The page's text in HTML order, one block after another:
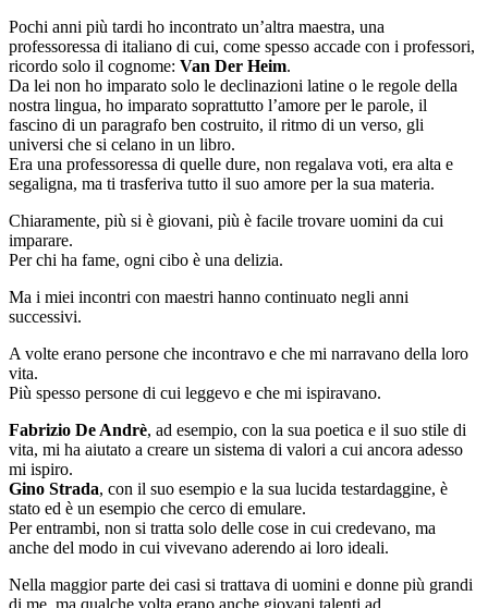
Pochi anni più tardi ho incontrato un’altra maestra, una
professoressa di italiano di cui, come spesso accade con i professori,
ricordo solo il cognome: Van Der Heim.
Da lei non ho imparato solo le declinazioni latine o le regole della
nostra lingua, ho imparato soprattutto l’amore per le parole, il
fascino di un paragrafo ben costruito, il ritmo di un verso, gli
universi che si celano in un libro.
Era una professoressa di quelle dure, non regalava voti, era alta e
segaligna, ma ti trasferiva tutto il suo amore per la sua materia.
Chiaramente, più si è giovani, più è facile trovare uomini da cui
imparare.
Per chi ha fame, ogni cibo è una delizia.
Ma i miei incontri con maestri hanno continuato negli anni
successivi.
A volte erano persone che incontravo e che mi narravano della loro
vita.
Più spesso persone di cui leggevo e che mi ispiravano.
Fabrizio De Andrè, ad esempio, con la sua poetica e il suo stile di
vita, mi ha aiutato a creare un sistema di valori a cui ancora adesso
mi ispiro.
Gino Strada, con il suo esempio e la sua lucida testardaggine, è
stato ed è un esempio che cerco di emulare.
Per entrambi, non si tratta solo delle cose in cui credevano, ma
anche del modo in cui vivevano aderendo ai loro ideali.
Nella maggior parte dei casi si trattava di uomini e donne più grandi
di me, ma qualche volta erano anche giovani talenti ad